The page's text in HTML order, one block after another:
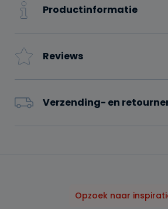
Productinformatie
Reviews
Verzending- en
Opzoek naar